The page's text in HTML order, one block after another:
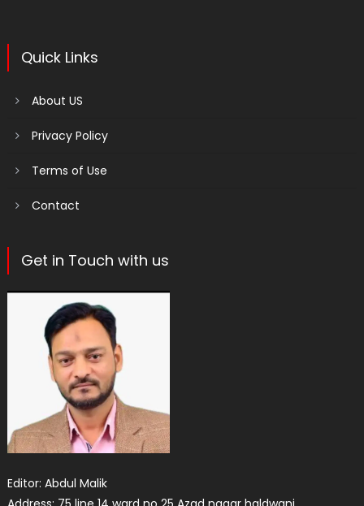
Quick Links
About US
Privacy Policy
Terms of Use
Contact
Get in Touch with us
Editor: Abdul Malik